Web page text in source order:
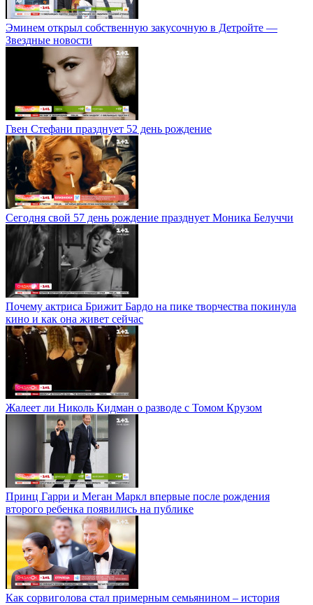
Эминем открыл собственную закусочную в Детройте —
Звездные новости
Гвен Стефани празднует 52 день рождение
Сегодня свой 57 день рождение празднует Моника Белуччи
Почему актриса Брижит Бардо на пике творчества покинула
кино и как она живет сейчас
Жалеет ли Николь Кидман о разводе с Томом Крузом
Принц Гарри и Меган Маркл впервые после рождения
второго ребенка появились на публике
Как сорвиголова стал примерным семьянином – история